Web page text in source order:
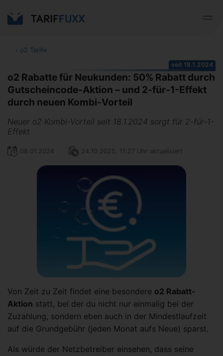
‹ o2 Tarife
seit 18.1.2024
o2 Rabatte für Neukunden: 50% Rabatt durch
Gutscheincode-Aktion – und 2-für-1-Effekt
durch neuen Kombi-Vorteil
Neuer o2 Kombi-Vorteil seit 18.1.2024 sorgt für 2-für-1-
Effekt
08.01.2024 24.10.2025, 11:27 Uhr aktualisiert
Von Zeit zu Zeit findet eine besondere o2 Rabatt-
Aktion statt, bei der du nicht nur einmalig bei der
Zuzahlung, sondern eben auch in der Mindestlaufzeit
auf die Grundgebühr (jeden Monat aufs Neue) sparst.
Als würde der Netzbetreiber einsehen, dass seine